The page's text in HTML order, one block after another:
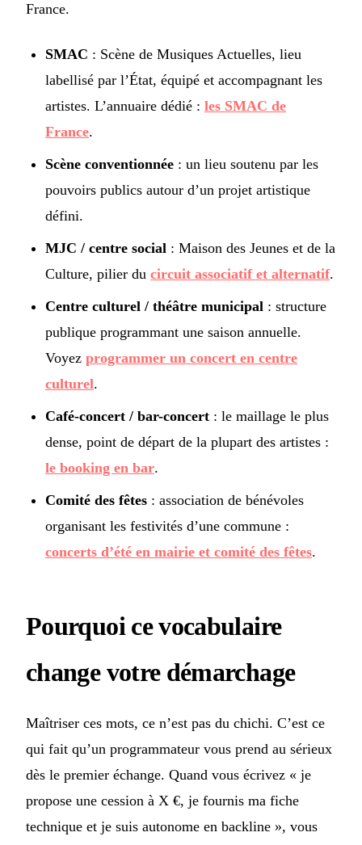
France.
SMAC : Scène de Musiques Actuelles, lieu
labellisé par l’État, équipé et accompagnant les
artistes. L’annuaire dédié : les SMAC de
France.
Scène conventionnée : un lieu soutenu par les
pouvoirs publics autour d’un projet artistique
défini.
MJC / centre social : Maison des Jeunes et de la
Culture, pilier du circuit associatif et alternatif.
Centre culturel / théâtre municipal : structure
publique programmant une saison annuelle.
Voyez programmer un concert en centre
culturel.
Café-concert / bar-concert : le maillage le plus
dense, point de départ de la plupart des artistes :
le booking en bar.
Comité des fêtes : association de bénévoles
organisant les festivités d’une commune :
concerts d’été en mairie et comité des fêtes.
Pourquoi ce vocabulaire
change votre démarchage
Maîtriser ces mots, ce n’est pas du chichi. C’est ce
qui fait qu’un programmateur vous prend au sérieux
dès le premier échange. Quand vous écrivez « je
propose une cession à X €, je fournis ma fiche
technique et je suis autonome en backline », vous